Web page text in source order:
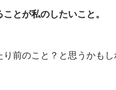
とが私のしたいこと。
前のこと？と思うかもし